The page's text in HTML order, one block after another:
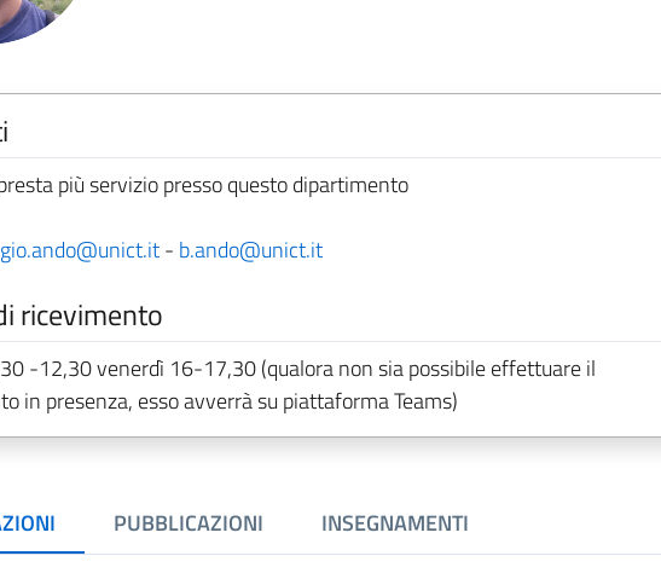
più servizio presso questo dipartimento
- b.ando@unict.it
ricevimento
-12,30 venerdì 16-17,30 (qualora non sia possibile effettuare il
in presenza, esso avverrà su piattaforma Teams)
PUBBLICAZIONI INSEGNAMENTI